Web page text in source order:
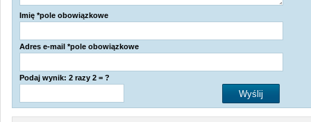
Imię *pole obowiązkowe
Adres e-mail *pole obowiązkowe
Podaj wynik: 2 razy 2 = ?